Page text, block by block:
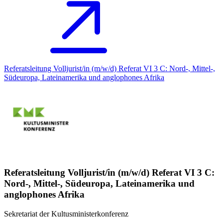
Referatsleitung Volljurist/in (m/w/d) Referat VI 3 C: Nord-, Mittel-,
Südeuropa, Lateinamerika und anglophones Afrika
Referatsleitung Volljurist/in (m/w/d) Referat VI 3 C:
Nord-, Mittel-, Südeuropa, Lateinamerika und
anglophones Afrika
Sekretariat der Kultusministerkonferenz